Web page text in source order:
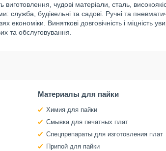
виготовлення, чудові матеріали, сталь,
служба, будівельні та садові. Ручні та
економіки. Виняткові довговічність і міцність
та обслуговування.
Материалы для пайки
Химия для пайки
Смывка для печатных плат
Спецпрепараты для изготовления плат
Припой для пайки